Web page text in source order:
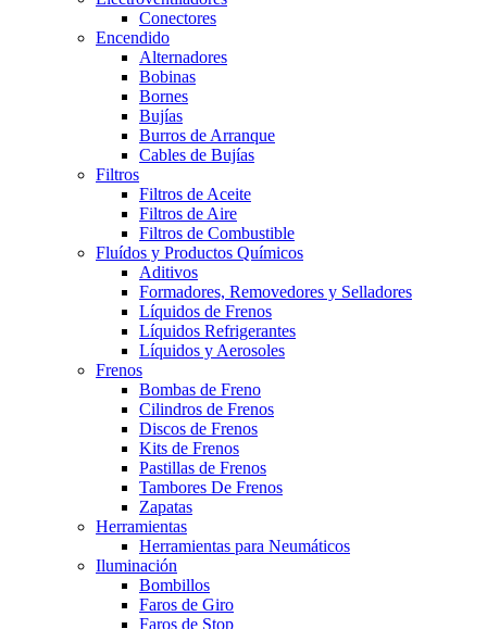
Conectores
Encendido
Alternadores
Bobinas
Bornes
Bujías
Burros de Arranque
Cables de Bujías
Filtros
Filtros de Aceite
Filtros de Aire
Filtros de Combustible
Fluídos y Productos Químicos
Aditivos
Formadores, Removedores y Selladores
Líquidos de Frenos
Líquidos Refrigerantes
Líquidos y Aerosoles
Frenos
Bombas de Freno
Cilindros de Frenos
Discos de Frenos
Kits de Frenos
Pastillas de Frenos
Tambores De Frenos
Zapatas
Herramientas
Herramientas para Neumáticos
Iluminación
Bombillos
Faros de Giro
Faros de Stop